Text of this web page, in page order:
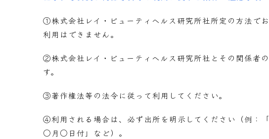
①株式会社レイ・ビューティヘルス研究所社所定の方法で
利用はできません。
②株式会社レイ・ビューティヘルス研究所社とその関係者
す。
③著作権法等の法令に従って利用してください。
④利用される場合は、必ず出所を明示してください（例：
○月○日付」など）。